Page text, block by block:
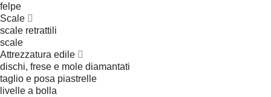
felpe
Scale
scale retrattili
scale
Attrezzatura edile
dischi, frese e mole diamantati
taglio e posa piastrelle
livelle a bolla